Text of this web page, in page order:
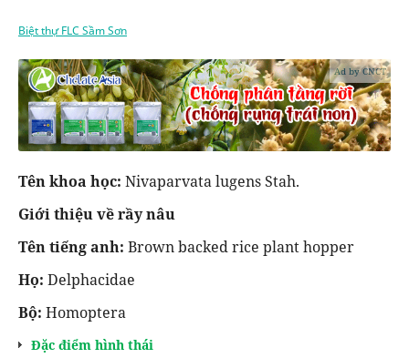
Biệt thự FLC Sầm Sơn
Ad by CNCT
Tên khoa học: Nivaparvata lugens Stah.
Giới thiệu về rầy nâu
Tên tiếng anh: Brown backed rice plant hopper
Họ: Delphacidae
Bộ: Homoptera
Đặc điểm hình thái